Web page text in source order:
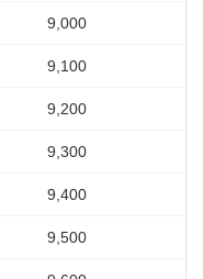
9,000
9,100
9,200
9,300
9,400
9,500